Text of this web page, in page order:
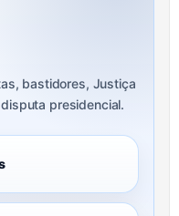
bastidores, Justiça
presidencial.